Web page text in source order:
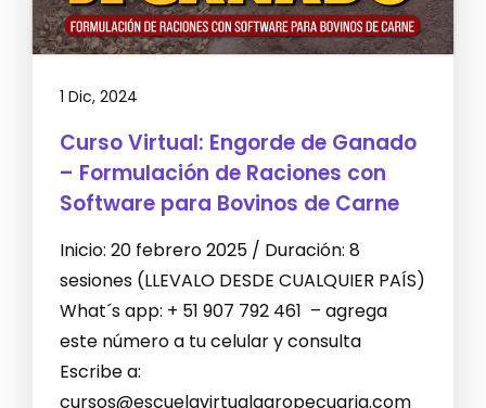
1 Dic, 2024
Curso Virtual: Engorde de Ganado
– Formulación de Raciones con
Software para Bovinos de Carne
Inicio: 20 febrero 2025 / Duración: 8
sesiones (LLEVALO DESDE CUALQUIER PAÍS)
What´s app: + 51 907 792 461 – agrega
este número a tu celular y consulta
Escribe a:
cursos@escuelavirtualagropecuaria.com